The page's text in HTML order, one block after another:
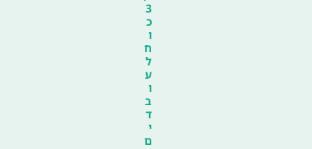
3
כ
ו
ח
ל
ע
ו
ב
ד
י
ם